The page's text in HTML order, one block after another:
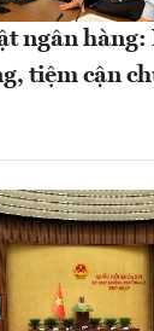
ngân hàng:
tiệm cận